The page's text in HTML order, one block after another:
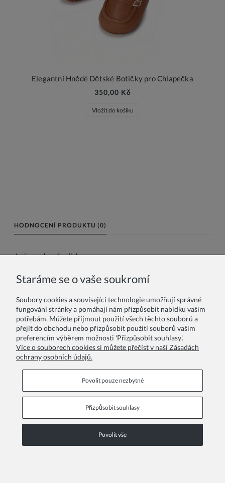
Elegantní Hnědé Dětské Botičky pro Chlapečka
350,00 Kč
Vložit do košíku
HODNOCENÍ PRODUKTU (0)
Jméno nebo přezdívka:
Staráme se o vaše soukromí
Soubory cookies a související technologie umožňují správné
fungování stránky a pomáhají nám přizpůsobit nabídku vašim
potřebám. Můžete přijmout použití všech těchto souborů a
přejít do obchodu nebo přizpůsobit použití souborů vašim
preferencím výběrem možnosti 'Přizpůsobit souhlasy'.
Více o souborech cookies si můžete přečíst v naší Zásadách
ochrany osobních údajů.
Povolit pouze nezbytné
Přizpůsobit souhlasy
Povolit vše